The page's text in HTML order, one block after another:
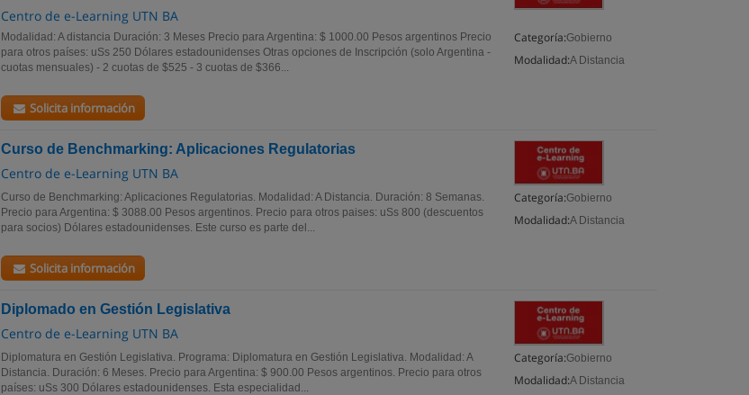
Centro de e-Learning UTN BA
Categoría:Gobierno
Modalidad:A Distancia
Modalidad: A distancia Duración: 3 Meses Precio para Argentina: $ 1000.00 Pesos argentinos Precio
para otros países: uSs 250 Dólares estadounidenses Otras opciones de Inscripción (solo Argentina -
cuotas mensuales) - 2 cuotas de $525 - 3 cuotas de $366...
Solicita información
Curso de Benchmarking: Aplicaciones Regulatorias
Centro de e-Learning UTN BA
Categoría:Gobierno
Modalidad:A Distancia
Curso de Benchmarking: Aplicaciones Regulatorias. Modalidad: A Distancia. Duración: 8 Semanas.
Precio para Argentina: $ 3088.00 Pesos argentinos. Precio para otros paises: uSs 800 (descuentos
para socios) Dólares estadounidenses. Este curso es parte del...
Solicita información
Diplomado en Gestión Legislativa
Centro de e-Learning UTN BA
Categoría:Gobierno
Modalidad:A Distancia
Diplomatura en Gestión Legislativa. Programa: Diplomatura en Gestión Legislativa. Modalidad: A
Distancia. Duración: 6 Meses. Precio para Argentina: $ 900.00 Pesos argentinos. Precio para otros
países: uSs 300 Dólares estadounidenses. Esta especialidad...